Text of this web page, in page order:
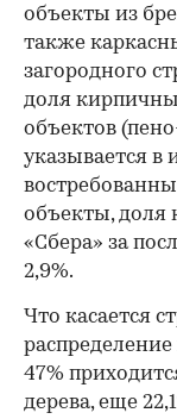
объекты из
также
загородного
доля
объектов
указывается в
объекты, доля
«Сбера» за
2,9%.
Что касается
47%
дерева, еще